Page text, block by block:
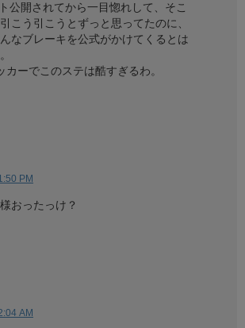
公開されてから一目惚れして、そこ
こう引こうとずっと思ってたのに、
なブレーキを公式がかけてくるとは
カーでこのステは酷すぎるわ。
PM
おったっけ？
AM